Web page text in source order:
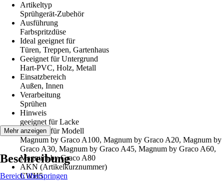
Artikeltyp
Sprühgerät-Zubehör
Ausführung
Farbspritzdüse
Ideal geeignet für
Türen, Treppen, Gartenhaus
Geeignet für Untergrund
Hart-PVC, Holz, Metall
Einsatzbereich
Außen, Innen
Verarbeitung
Sprühen
Hinweis
geeignet für Lacke
Geeignet für Modell
Magnum by Graco A100, Magnum by Graco A20, Magnum by
Graco A30, Magnum by Graco A45, Magnum by Graco A60,
Magnum by Graco A80
AKN (Artikelkurznummer)
CWH5
Mehr anzeigen
Beschreibung
Bereich überspringen